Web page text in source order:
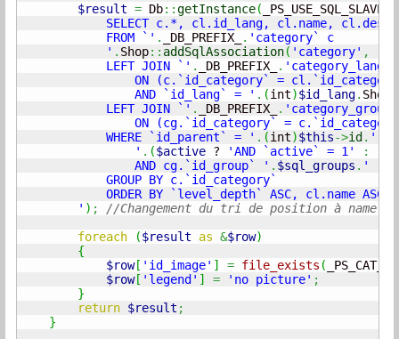
$result = Db::getInstance( _PS_USE_SQL_SLAVE_
SELECT c.*, cl.id_lang, cl.name,
FROM `' . _DB_PREFIX_ . 'category` c
' . Shop:: addSqlAssociation( 'category' ,
LEFT JOIN `' . _DB_PREFIX_ . 'category_lang`
ON (c.`id_category` =
AND `id_lang` = ' . (int)$id_lang. Shop
LEFT JOIN `' . _DB_PREFIX_ .
ON (cg.`id_category` =
WHERE `id_parent` = ' . (int)$this->id . '
' . ($active ? 'AND `active` = 1' :
AND cg.`id_group` ' . $sql_groups . '
GROUP BY c.`id_category`
ORDER BY `level_depth` ASC, cl.name ASC
' ) ;
//Changement du tri de position à name
foreach
($result as &$row)
{
$row[ 'id_image' ] = file_exists (
$row[ 'legend' ] = 'no picture' ;
}
return $result ;
}